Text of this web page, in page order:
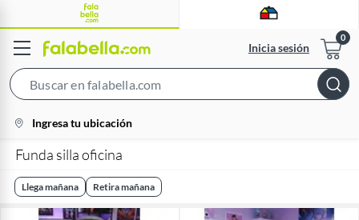
Inicia sesión
Bar
location-
icon
Ingresa tu ubicación
Funda silla oficina
Llega mañana Retira mañana